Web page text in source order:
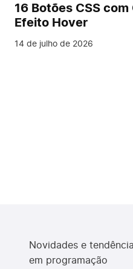
16 Botões CSS
Efeito Hover
14 de julho de 2026
Novidades e
em programação